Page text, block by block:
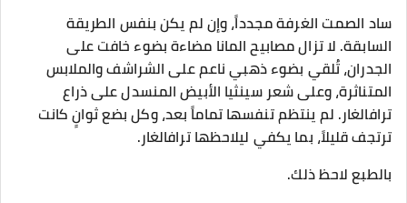
ساد الصمت الغرفة مجدداً، وإن لم يكن بنفس الطريقة
السابقة. لا تزال مصابيح المانا مضاءة بضوء خافت على
الجدران، تُلقي بضوء ذهبي ناعم على الشراشف والملابس
المتناثرة، وعلى شعر سينثيا الأبيض المنسدل على ذراع
ترافالغار. لم ينتظم تنفسها تماماً بعد، وكل بضع ثوانٍ كانت
ترتجف قليلاً، بما يكفي ليلاحظها ترافالغار.
بالطبع لاحظ ذلك.